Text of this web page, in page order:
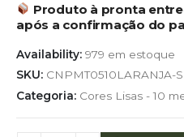
Produto à pronta
após a confirmação do
Availability: 979 em estoque
SKU: CNPMT0510LARANJA-S
Categoria: Cores Lisas - 10